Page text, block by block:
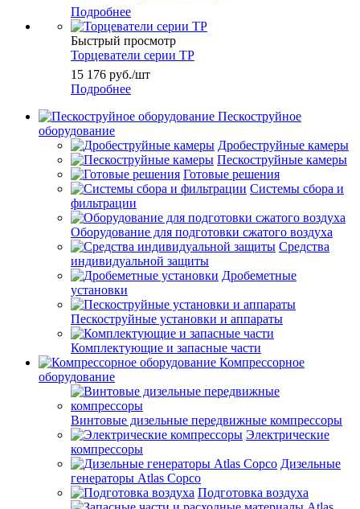
Подробнее
Быстрый просмотр
Торцеватели серии ТР
15 176 руб./шт
Подробнее
Пескоструйное
оборудование
Дробеструйные камеры
Пескоструйные камеры
Готовые решения
Системы сбора и
фильтрации
Оборудование для подготовки сжатого воздуха
Средства
индивидуальной защиты
Дробеметные
установки
Пескоструйные установки и аппараты
Комплектующие и запасные части
Компрессорное
оборудование
Винтовые дизельные передвижные компрессоры
Электрические
компрессоры
Дизельные
генераторы Atlas Copco
Подготовка воздуха